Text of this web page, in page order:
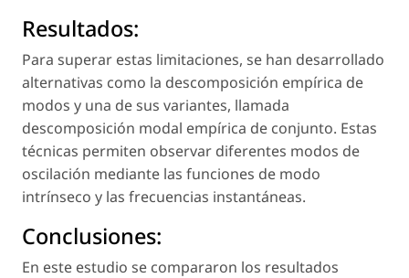
Resultados:
Para superar estas limitaciones, se han desarrollado
alternativas como la descomposición empírica de
modos y una de sus variantes, llamada
descomposición modal empírica de conjunto. Estas
técnicas permiten observar diferentes modos de
oscilación mediante las funciones de modo
intrínseco y las frecuencias instantáneas.
Conclusiones:
En este estudio se compararon los resultados